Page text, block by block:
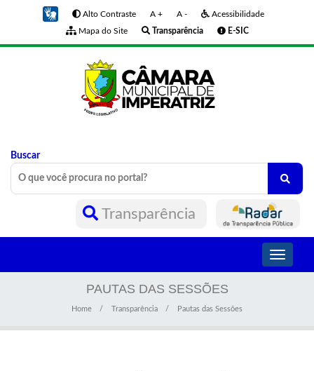
Alto Contraste A + A -
Acessibilidade
Mapa do Site
Transparência E-SIC
Buscar
Transparência
Toggle
PAUTAS DAS SESSÕES
Home Transparência Pautas das Sessões